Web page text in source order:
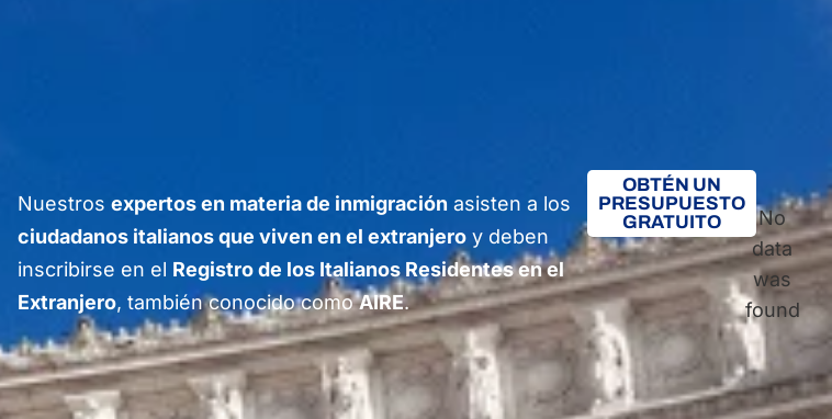
Nuestros expertos en materia de inmigración asisten a los
ciudadanos italianos que viven en el extranjeroy deben
inscribirse en el Registro de los Italianos Residentes en el
Extranjero, también conocido comoAIRE.
OBTÉN UN
PRESUPUESTO
GRATUITO
No
data
was
found